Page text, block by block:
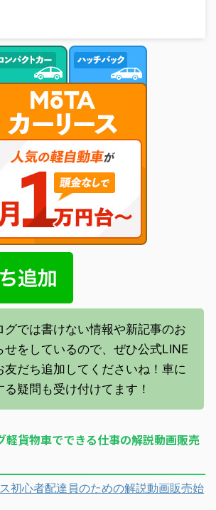
グでは書けない情報や新記事のお
せをしているので、ぜひ公式LINE
友だち追加してくださいね！車に
る疑問も受け付けてます！
軽貨物車でできる仕事の解説動画販売
初心者配達員のための解説動画販売始